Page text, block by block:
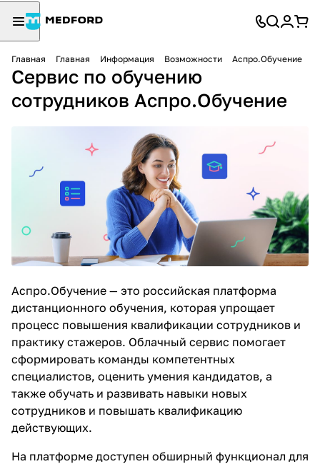
Главная Главная Информация Возможности Аспро.Обучение
Сервис по обучению
сотрудников Аспро.Обучение
Аспро.Обучение — это российская платформа
дистанционного обучения, которая упрощает
процесс повышения квалификации сотрудников и
практику стажеров. Облачный сервис помогает
сформировать команды компетентных
специалистов, оценить умения кандидатов, а
также обучать и развивать навыки новых
сотрудников и повышать квалификацию
действующих.
На платформе доступен обширный функционал для